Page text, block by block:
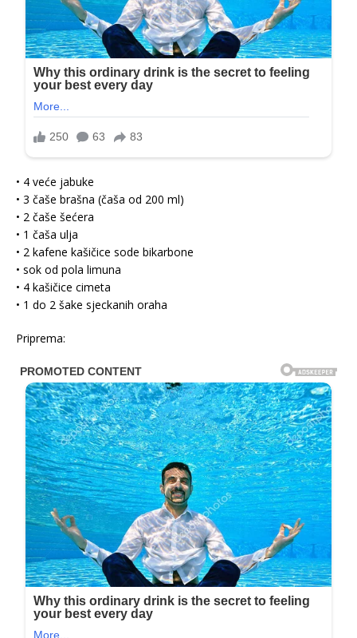
• 4 veće jabuke
• 3 čaše brašna (čaša od 200 ml)
• 2 čaše šećera
• 1 čaša ulja
• 2 kafene kašičice sode bikarbone
• sok od pola limuna
• 4 kašičice cimeta
• 1 do 2 šake sjeckanih oraha
Priprema: